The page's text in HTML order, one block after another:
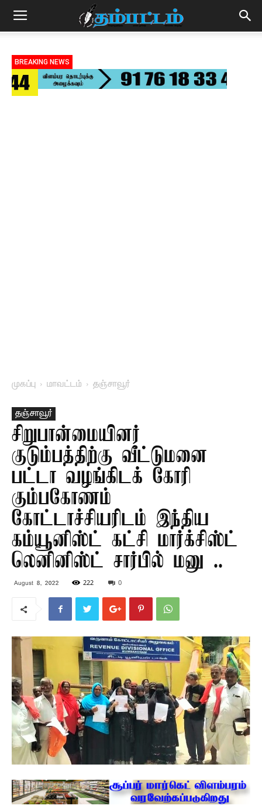
BREAKING NEWS
முகப்பு மாவட்டம் தஞ்சாவூர்
தஞ்சாவூர்
சிறுபான்மையினர்
குடும்பத்திற்கு வீட்டுமனை
பட்டா வழங்கிடக் கோரி
கும்பகோணம்
கோட்டாச்சியரிடம் இந்திய
கம்யூனிஸ்ட் கட்சி மார்க்சிஸ்ட்
லெனினிஸ்ட் சார்பில் மனு ..
August 8, 2022 222 0